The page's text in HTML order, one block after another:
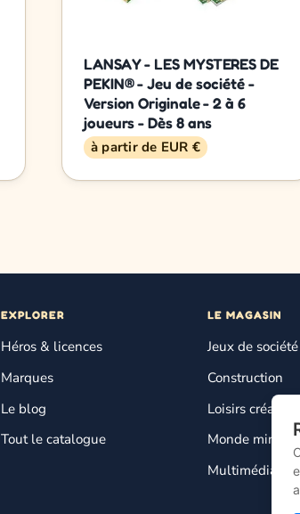
LANSAY - LES MYSTERES DE
PEKIN® - Jeu de société -
Version Originale - 2 à 6
joueurs - Dès 8 ans
à partir de EUR €
EXPLORER
Héros & licences
Marques
Le blog
Tout le catalogue
LE MAGASIN
Jeux de société
Construction
Loisirs créatifs
Monde
Multimédia